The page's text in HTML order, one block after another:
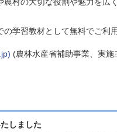
学習教材として無料でご利
(農林水産省補助事業、実
しました